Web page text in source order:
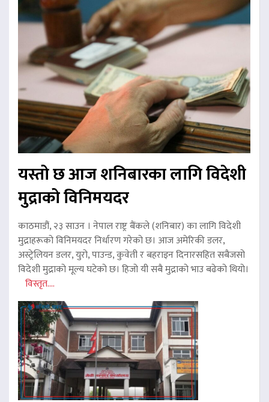
यस्तो छ आज शनिबारका लागि विदेशी
मुद्राको विनिमयदर
काठमाडौं, २३ साउन । नेपाल राष्ट्र बैंकले (शनिबार) का लागि विदेशी
मुद्राहरूको विनिमयदर निर्धारण गरेको छ। आज अमेरिकी डलर,
अस्ट्रेलियन डलर, युरो, पाउन्ड, कुवेती र बहराइन दिनारसहित सबैजसो
विदेशी मुद्राको मूल्य घटेको छ। हिजो यी सबै मुद्राको भाउ बढेको थियो।
विस्तृत....